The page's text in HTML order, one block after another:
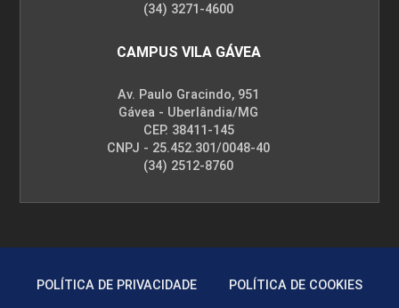
(34) 3271-4600
CAMPUS VILA GÁVEA
Av. Paulo Gracindo, 951
Gávea - Uberlândia/MG
CEP. 38411-145
CNPJ - 25.452.301/0048-40
(34) 2512-8760
POLÍTICA DE PRIVACIDADE POLÍTICA DE COOKIES